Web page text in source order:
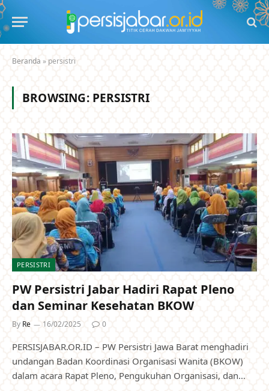
Beranda » persistri
BROWSING: PERSISTRI
PERSISTRI
PW Persistri Jabar Hadiri Rapat Pleno
dan Seminar Kesehatan BKOW
By Re 16/02/2025 0
PERSISJABAR.OR.ID – PW Persistri Jawa Barat menghadiri
undangan Badan Koordinasi Organisasi Wanita (BKOW)
dalam acara Rapat Pleno, Pengukuhan Organisasi, dan…